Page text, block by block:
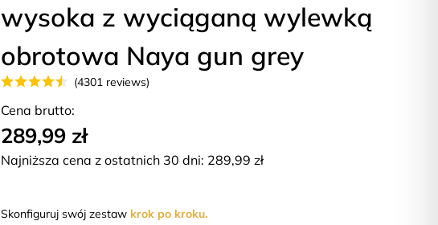
wysoka z wyciąganą wylewką
obrotowa Naya gun grey
(4301 reviews)
Cena brutto:
289,99 zł
Najniższa cena z ostatnich 30 dni: 289,99zł
Skonfiguruj swój zestaw krok po kroku.